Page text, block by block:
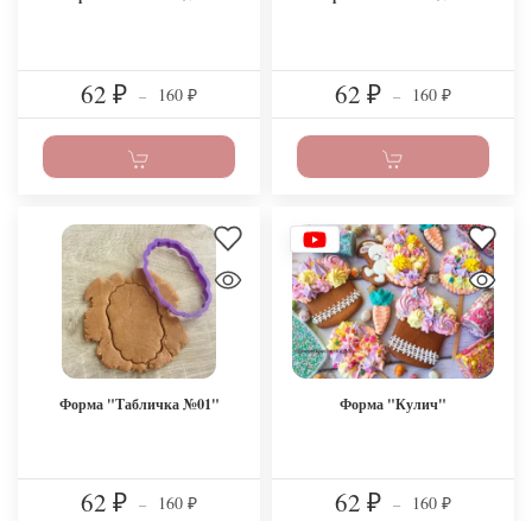
62 ₽ – 160 ₽ 62 ₽ – 160 ₽
Форма "Табличка №01"
62 ₽ – 160 ₽
Форма "Кулич"
62 ₽ – 160 ₽